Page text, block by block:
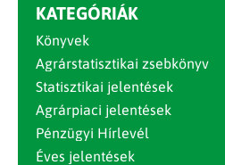
KATEGÓRIÁK
Könyvek
Agrárstatisztikai zsebkönyv
Statisztikai jelentések
Agrárpiaci jelentések
Pénzügyi Hírlevél
Éves jelentések